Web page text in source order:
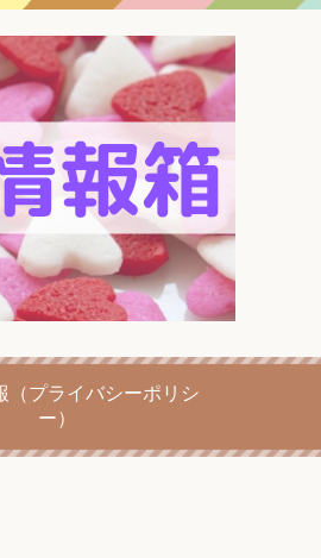
（プライバシーポリシ
ー）